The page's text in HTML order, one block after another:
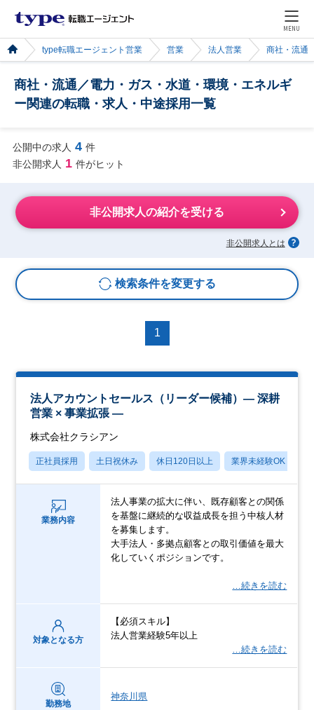
MENU
type転職エージェント営業 営業 法人営業 商社・流通
商社・流通／電力・ガス・水道・環境・エネルギ
ー関連の転職・求人・中途採用一覧
公開中の求人 4 件
非公開求人 1 件がヒット
非公開求人の紹介を受ける
非公開求人とは
検索条件を変更する
1
法人アカウントセールス（リーダー候補）― 深耕
営業 × 事業拡張 ―
株式会社クラシアン
正社員採用 土日祝休み 休日120日以上 業界未経験OK
業務内容
法人事業の拡大に伴い、既存顧客との関係
を基盤に継続的な収益成長を担う中核人材
を募集します。
大手法人・多拠点顧客との取引価値を最大
化していくポジションです。
…続きを読む
対象となる方
【必須スキル】
法人営業経験5年以上
…続きを読む
勤務地
神奈川県